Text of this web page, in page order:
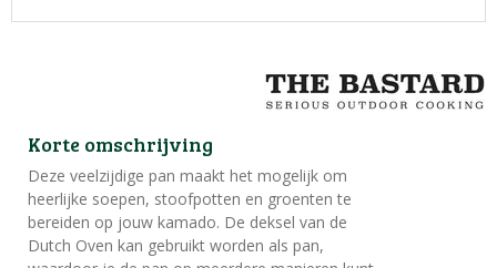
Korte omschrijving
Deze veelzijdige pan maakt het mogelijk om
heerlijke soepen, stoofpotten en groenten te
bereiden op jouw kamado. De deksel van de
Dutch Oven kan gebruikt worden als pan,